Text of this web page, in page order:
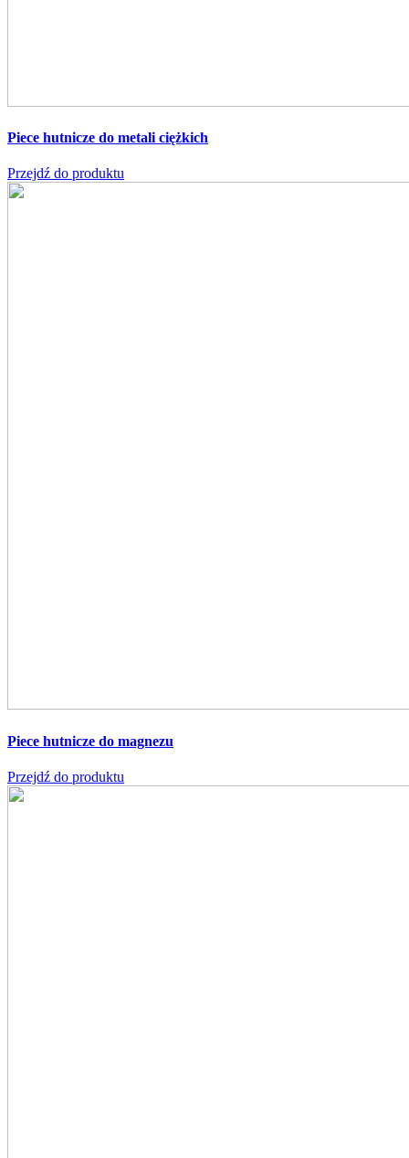
Piece hutnicze do metali ciężkich
Przejdź do produktu
Piece hutnicze do magnezu
Przejdź do produktu